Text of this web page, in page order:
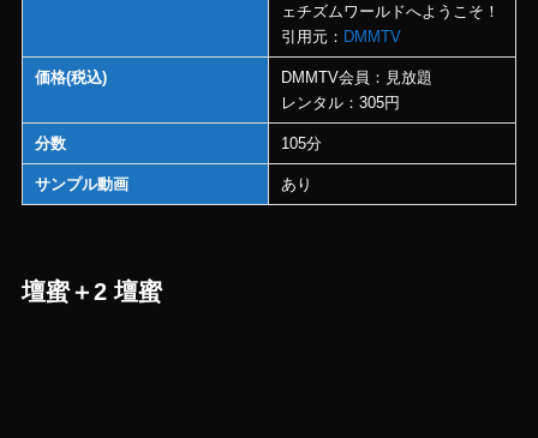
ェチズムワールドへようこそ！
引用元： DMMTV
価格(税込)
DMMTV会員：見放題
レンタル：305円
分数 105分
サンプル動画 あり
壇蜜＋2 壇蜜